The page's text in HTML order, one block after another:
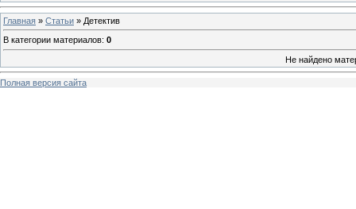
Главная » Статьи » Детектив
В категории материалов: 0
Не найдено
Полная версия сайта